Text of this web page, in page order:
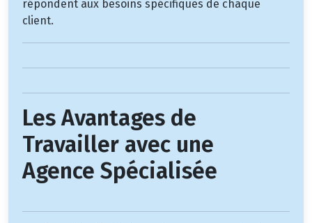
répondent aux besoins spécifiques de chaque
client.
Les Avantages de
Travailler avec une
Agence Spécialisée